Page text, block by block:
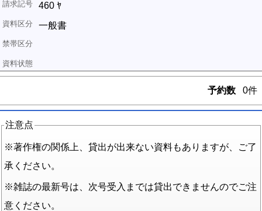
460 ﾔ
一般書
予約数 0件
注意点
※著作権の関係上、貸出が出来ない資料もありますが、ご了
承ください。
※雑誌の最新号は、次号受入までは貸出できませんのでご注
意ください。